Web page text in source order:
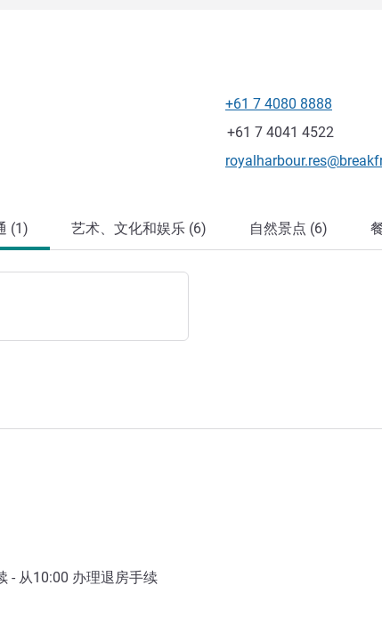
电话
+61 7 4080 8888
传真
+61 7 4041 4522
联系电子邮件
(1) 艺术、文化和娱乐 (6) 自然景点 (6)
- 从10:00 办理退房手续